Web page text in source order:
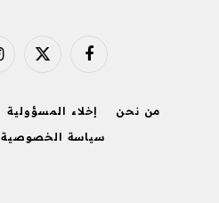
فيسبوك X
من نحن إخلاء المسؤولية
سياسة الخصوصية